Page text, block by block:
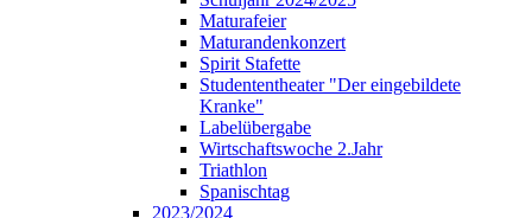
Maturafeier
Maturandenkonzert
Spirit Stafette
Studententheater "Der eingebildete
Kranke"
Labelübergabe
Wirtschaftswoche 2.Jahr
Triathlon
Spanischtag
2023/2024